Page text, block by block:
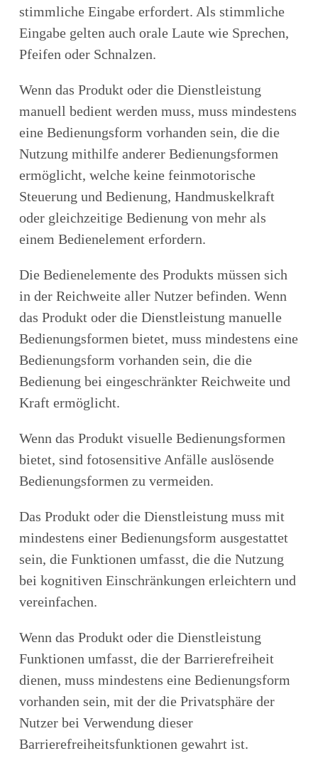
stimmliche Eingabe erfordert. Als stimmliche
Eingabe gelten auch orale Laute wie Sprechen,
Pfeifen oder Schnalzen.
Wenn das Produkt oder die Dienstleistung
manuell bedient werden muss, muss mindestens
eine Bedienungsform vorhanden sein, die die
Nutzung mithilfe anderer Bedienungsformen
ermöglicht, welche keine feinmotorische
Steuerung und Bedienung, Handmuskelkraft
oder gleichzeitige Bedienung von mehr als
einem Bedienelement erfordern.
Die Bedienelemente des Produkts müssen sich
in der Reichweite aller Nutzer befinden. Wenn
das Produkt oder die Dienstleistung manuelle
Bedienungsformen bietet, muss mindestens eine
Bedienungsform vorhanden sein, die die
Bedienung bei eingeschränkter Reichweite und
Kraft ermöglicht.
Wenn das Produkt visuelle Bedienungsformen
bietet, sind fotosensitive Anfälle auslösende
Bedienungsformen zu vermeiden.
Das Produkt oder die Dienstleistung muss mit
mindestens einer Bedienungsform ausgestattet
sein, die Funktionen umfasst, die die Nutzung
bei kognitiven Einschränkungen erleichtern und
vereinfachen.
Wenn das Produkt oder die Dienstleistung
Funktionen umfasst, die der Barrierefreiheit
dienen, muss mindestens eine Bedienungsform
vorhanden sein, mit der die Privatsphäre der
Nutzer bei Verwendung dieser
Barrierefreiheitsfunktionen gewahrt ist.